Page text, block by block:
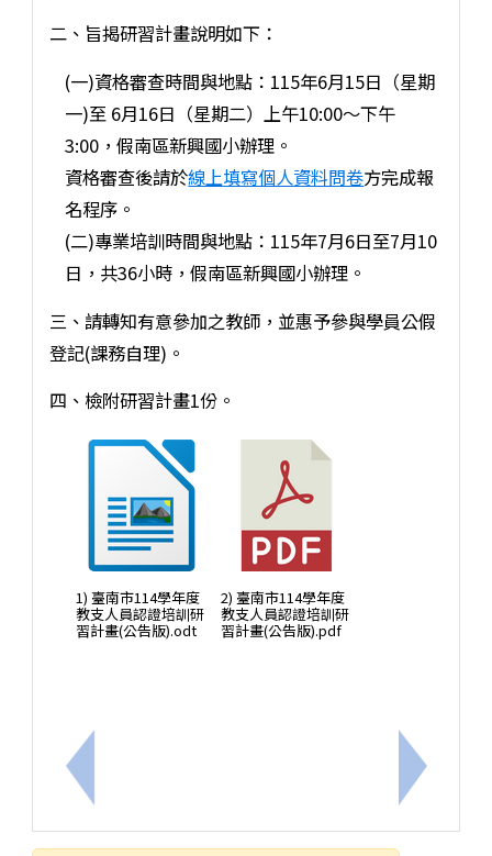
上一筆：「115年度智慧城市-AI機器人全國賽，歡迎
二、旨揭研習計畫說明如下：
(一)資格審查時間與地點：115年6月15日（星期
一)至 6月16日（星期二）上午10:00～下午
3:00，假南區新興國小辦理。
資格審查後請於線上填寫個人資料問卷方完成報
名程序。
(二)專業培訓時間與地點：115年7月6日至7月10
日，共36小時，假南區新興國小辦理。
三、請轉知有意參加之教師，並惠予參與學員公假
登記(課務自理)。
四、檢附研習計畫1份。
1) 臺南市114學年度
教支人員認證培訓研
習計畫(公告版).odt
2) 臺南市114學年度
教支人員認證培訓研
習計畫(公告版).pdf
下一筆：